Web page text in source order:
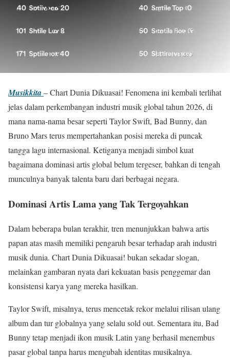
Musikkita– Chart Dunia Dikuasai! Fenomena ini kembali terlihat
jelas dalam perkembangan industri musik global tahun 2026, di
mana nama-nama besar seperti Taylor Swift, Bad Bunny, dan
Bruno Mars terus mempertahankan posisi mereka di puncak
tangga lagu internasional. Ketiganya menjadi simbol kuat
bagaimana dominasi artis global belum tergeser, bahkan di tengah
munculnya banyak talenta baru dari berbagai negara.
Dominasi Artis Lama yang Tak Tergoyahkan
Dalam beberapa bulan terakhir, tren menunjukkan bahwa artis
papan atas masih memiliki pengaruh besar terhadap arah industri
musik dunia. Chart Dunia Dikuasai! bukan sekadar slogan,
melainkan gambaran nyata dari kekuatan basis penggemar dan
konsistensi karya yang mereka hasilkan.
Taylor Swift, misalnya, terus mencetak rekor melalui rilisan ulang
album dan tur globalnya yang selalu sold out. Sementara itu, Bad
Bunny tetap menjadi ikon musik Latin yang berhasil menembus
pasar global tanpa harus mengubah identitas musikalnya.